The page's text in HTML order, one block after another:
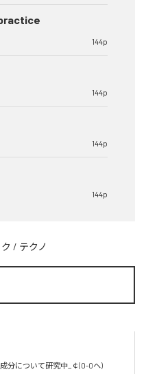
144p
144p
144p
144p
/ テクノ
分について研究中_￠(0-0ヘ)